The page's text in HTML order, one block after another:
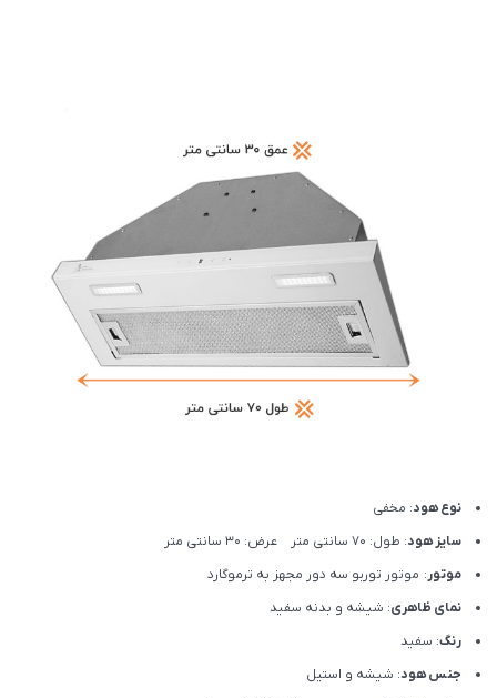
نوع هود: مخفی
سایز هود: طول: 70 سانتی متر عرض: 30 سانتی متر
موتور: موتور توربو سه دور مجهز به ترموگارد
نمای ظاهری: شیشه و بدنه سفید
رنگ: سفید
جنس هود: شیشه و استیل